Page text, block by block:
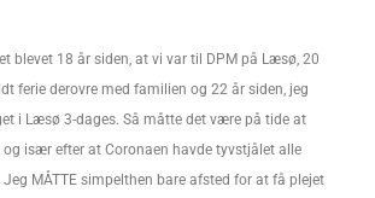
blevet 18 år siden, at vi var til DPM på Læsø, 20
ferie derovre med familien og 22 år siden, jeg
i Læsø 3-dages. Så måtte det være på tide at
især efter at Coronaen havde tyvstjålet alle
MÅTTE simpelthen bare afsted for at få plejet